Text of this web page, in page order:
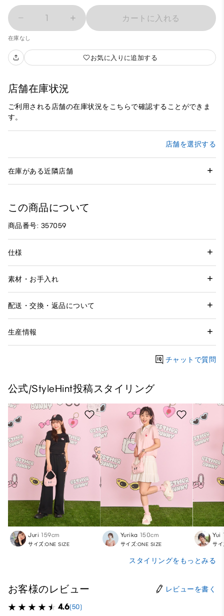
1 カートに入れる
在庫なし
お気に入りに追加する
店舗在庫状況
ご利用される店舗の在庫状況をこちらで確認することができま
す。
店舗を選択する
在庫がある近隣店舗
この商品について
商品番号: 357059
仕様
素材・お手入れ
配送・交換・返品について
生産情報
チャットで質問
公式/StyleHint投稿スタイリング
Juri 159cm
サイズ:ONE SIZE
Yurika 150cm
サイズ:ONE SIZE
Yui
サ
スタイリングをもっとみる
お客様のレビュー レビューを書く
4.6(50)